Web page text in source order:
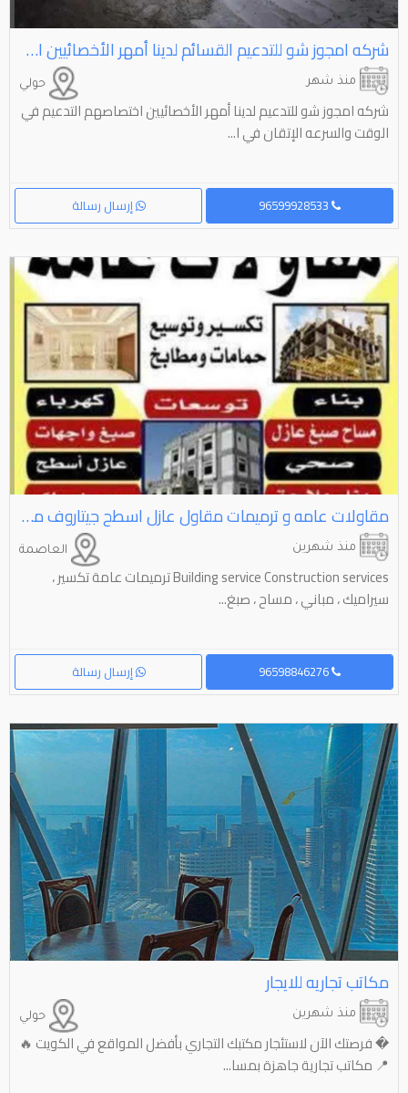
شركه امجوز شو للتدعيم القسائم لدينا أمهر الأخصائيين اختصاصهم التدعيم تدعيم جوانب البناء اتصل نصل
حولي منذ شهر
شركه امجوز شو للتدعيم لدينا أمهر الأخصائيين اختصاصهم التدعيم في
الوقت والسرعه الإتقان في ا...
إرسال رسالة
مقاولات عامه و ترميمات مقاول عازل اسطح جيتاروف مقاول جبسم بورد مقاول مساح مقاول سيراميك مقاول اصباغ
العاصمة منذ شهرين
Building service Construction services ترميمات عامة تكسير ،
سيراميك ، مباني ، مساح ، صبغ...
إرسال رسالة
مكاتب تجاريه للايجار
حولي منذ شهرين
� فرصتك الآن لاستئجار مكتبك التجاري بأفضل المواقع في الكويت 🔥
📍 مكاتب تجارية جاهزة بمسا...